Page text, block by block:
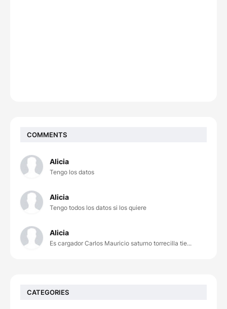
COMMENTS
Alicia
Tengo los datos
Alicia
Tengo todos los datos si los quiere
Alicia
Es cargador Carlos Mauricio saturno torrecilla tie...
CATEGORIES